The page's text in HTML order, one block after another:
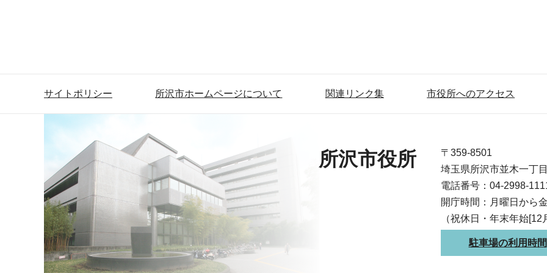
サイトポリシー 所沢市ホームページについて 関連リンク集 市役所へのアクセス
所沢市役所
〒359-8501
埼玉県所沢市並木一丁
電話番号：04-2998-
開庁時間：月曜日から
（祝休日・年末年始
駐車場の利用時間